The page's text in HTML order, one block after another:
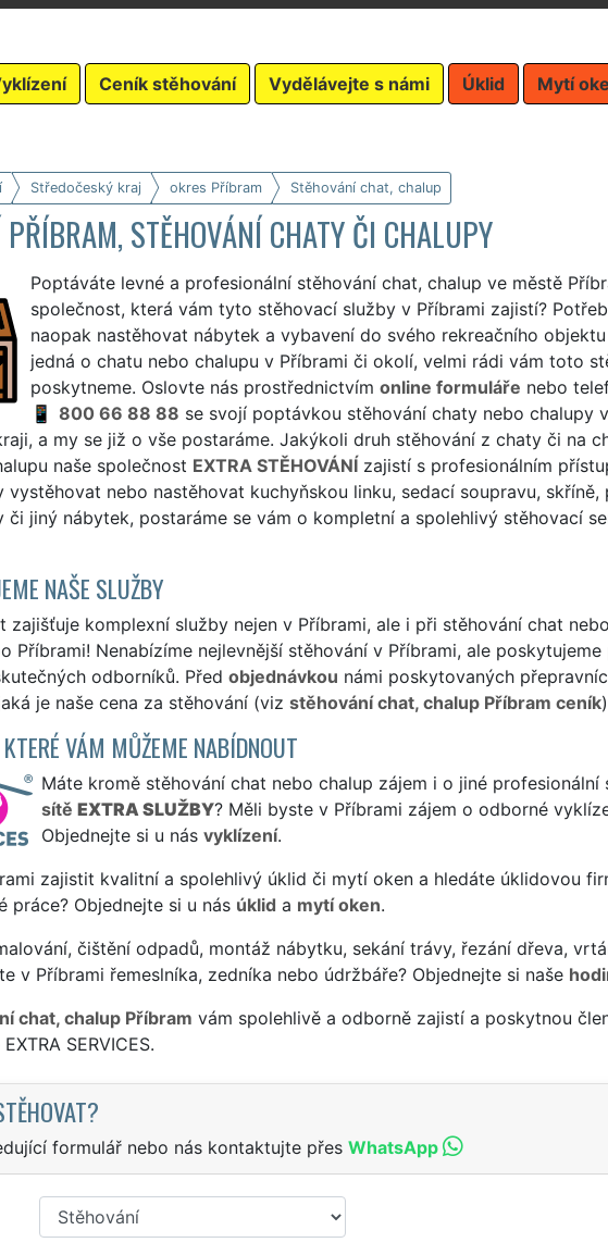
Ceník stěhování Vydělávejte s námi Úklid Mytí
Středočeský kraj okres Příbram Stěhování chat, chalup
STĚHOVÁNÍ CHATY ČI CHALUPY
Poptáváte levné a profesionální stěhování chat, chalup ve městě
společnost, která vám tyto stěhovací služby v Příbrami zajistí?
naopak nastěhovat nábytek a vybavení do svého rekreačního
jedná o chatu nebo chalupu v Příbrami či okolí, velmi rádi vám toto
poskytneme. Oslovte nás prostřednictvím online formuláře nebo
800 66 88 88 se svojí poptávkou stěhování chaty nebo chalupy
a my se již o vše postaráme. Jakýkoli druh stěhování z chaty či na
naše společnost EXTRA STĚHOVÁNÍzajistí s profesionálním
vystěhovat nebo nastěhovat kuchyňskou linku, sedací soupravu, skříně,
či jiný nábytek, postaráme se vám o kompletní a spolehlivý stěhovací
NAŠE SLUŽBY
zajišťuje komplexní služby nejen v Příbrami, ale i při stěhování chat
Příbrami! Nenabízíme nejlevnější stěhování v Příbrami, ale
odborníků. Před objednávkou námi poskytovaných
je naše cena za stěhování (viz stěhování chat, chalup Příbram ceník
VÁM MŮŽEME NABÍDNOUT
Máte kromě stěhování chat nebo chalup zájem i o jiné profesionální
sítě EXTRA SLUŽBY? Měli byste v Příbrami zájem o odborné
Objednejte si u nás vyklízení.
zajistit kvalitní a spolehlivý úklid či mytí oken a hledáte úklidovou
práce? Objednejte si u nás úklid a mytí oken.
čištění odpadů, montáž nábytku, sekání trávy, řezání dřeva,
v Příbrami řemeslníka, zedníka nebo údržbáře? Objednejte si naše
chat, chalup Příbram vám spolehlivě a odborně zajistí a poskytnou
SERVICES.
formulář nebo nás kontaktujte přes WhatsApp